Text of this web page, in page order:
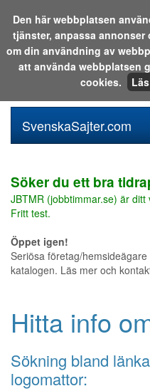
Sök i katalogen eller på
SvenskaSajter.com
Söker du ett bra
JBTMR (jobbtimmar.se) är
Fritt test.
Öppet igen!
Seriösa företag/
katalogen. Läs mer och
Hitta info
Sökning bland
logomattor:
Den här webbplatsen
tjänster, anpassa
om din användning av
att använda webbplatsen
cookies.